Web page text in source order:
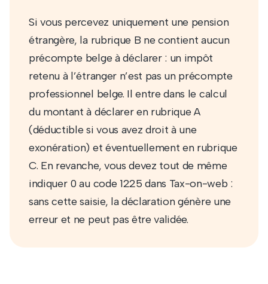
Si vous percevez uniquement une pension
étrangère, la rubrique B ne contient aucun
précompte belge à déclarer : un impôt
retenu à l’étranger n’est pas un précompte
professionnel belge. Il entre dans le calcul
du montant à déclarer en rubrique A
(déductible si vous avez droit à une
exonération) et éventuellement en rubrique
C. En revanche, vous devez tout de même
indiquer 0 au code 1225 dans Tax-on-web :
sans cette saisie, la déclaration génère une
erreur et ne peut pas être validée.